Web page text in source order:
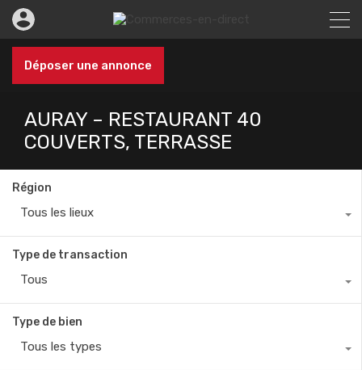
Déposer une annonce
AURAY – RESTAURANT 40
COUVERTS, TERRASSE
Région
Tous les lieux
Type de transaction
Tous
Type de bien
Tous les types